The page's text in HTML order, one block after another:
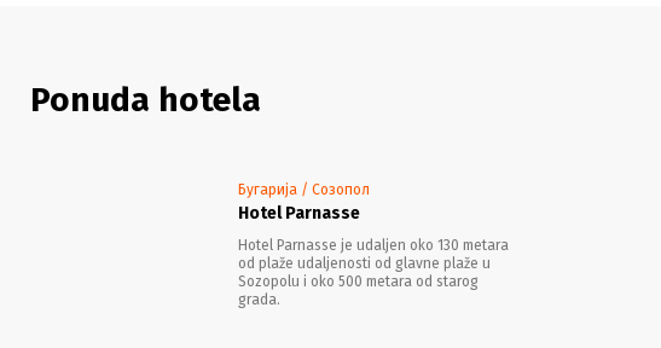
Ponuda hotela
Бугарија / Созопол
Hotel Parnasse
Hotel Parnasse je udaljen oko 130 metara
od plaže udaljenosti od glavne plaže u
Sozopolu i oko 500 metara od starog
grada.